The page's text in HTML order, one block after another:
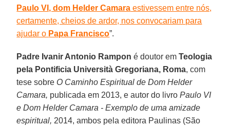
Paulo VI, dom Helder Camara estivessem entre nós,
certamente, cheios de ardor, nos convocariam para
ajudar o Papa Francisco”.
Padre Ivanir Antonio Rampon é doutor em Teologia
pela Pontificia Università Gregoriana, Roma, com
tese sobre O Caminho Espiritual de Dom Helder
Camara, publicada em 2013, e autor do livroPaulo VI
e Dom Helder Camara - Exemplo de uma amizade
espiritual, 2014, ambos pela editora Paulinas (São